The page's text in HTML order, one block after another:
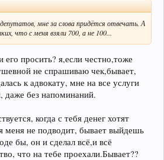
мне за слова придётся отвечать. А
что с меня взяли 700, а не 100...
его просить? я,если честно,тоже
не спрашиваю чек,бывает,
к адвокату, мне на все услуги
даже без напоминаний.
когда с тебя денег хотят
меня не подводит, бывает выйдешь
бы, он и сделал всё,и всё
что на тебе проехали.Бывает??